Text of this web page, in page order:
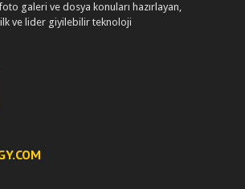
galeri ve dosya konuları hazırlayan,
ve lider giyilebilir teknoloji